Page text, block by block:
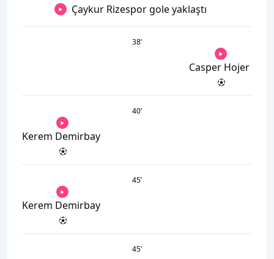
Çaykur Rizespor gole yaklaştı
38’
Casper Hojer
40’
Kerem Demirbay
45’
Kerem Demirbay
45’